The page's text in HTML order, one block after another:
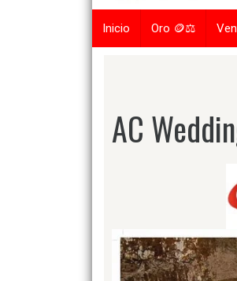
Inicio Oro 🪙⚖️
AC